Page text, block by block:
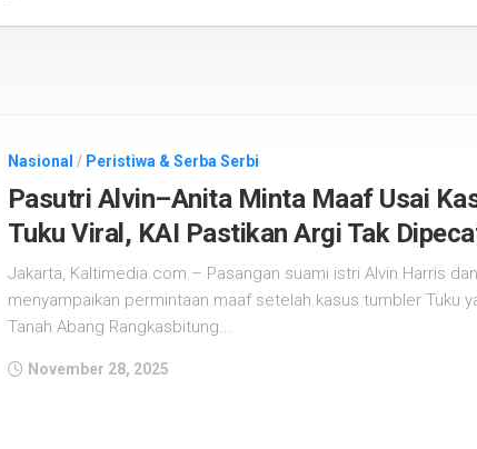
Nasional / Peristiwa & Serba Serbi
Pasutri Alvin–Anita Minta Maaf Usai
Tuku Viral, KAI Pastikan Argi Tak
Jakarta, Kaltimedia.com – Pasangan suami istri Alvin Harris
menyampaikan permintaan maaf setelah kasus tumbler Tuku
Tanah Abang Rangkasbitung...
November 28, 2025